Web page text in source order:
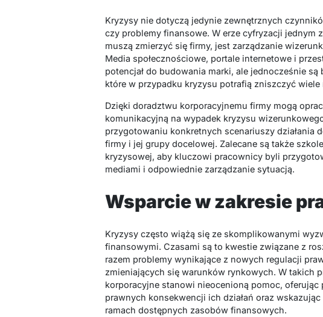
Kryzysy nie dotyczą jedynie zewnętrznych
czy problemy finansowe. W erze cyfryzacji jednym
muszą zmierzyć się firmy, jest zarządzanie
Media społecznościowe, portale internetowe i
potencjał do budowania marki, ale jednocześnie
które w przypadku kryzysu potrafią zniszczyć wiele
Dzięki doradztwu korporacyjnemu firmy mogą
komunikacyjną na wypadek kryzysu
przygotowaniu konkretnych scenariuszy działania
firmy i jej grupy docelowej. Zalecane są także
kryzysowej, aby kluczowi pracownicy byli
mediami i odpowiednie zarządzanie sytuacją.
Wsparcie w zakresie
Kryzysy często wiążą się ze skomplikowanymi
finansowymi. Czasami są to kwestie związane z
razem problemy wynikające z nowych regulacji
zmieniających się warunków rynkowych. W takich
korporacyjne stanowi nieocenioną pomoc,
prawnych konsekwencji ich działań oraz
ramach dostępnych zasobów finansowych.